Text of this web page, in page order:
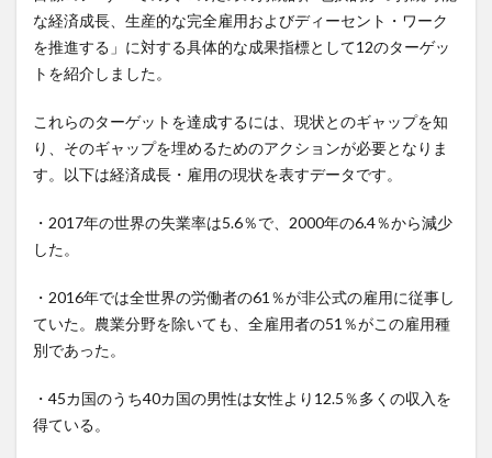
な経済成長、生産的な完全雇用およびディーセント・ワーク
を推進する」に対する具体的な成果指標として12のターゲッ
トを紹介しました。
これらのターゲットを達成するには、現状とのギャップを知
り、そのギャップを埋めるためのアクションが必要となりま
す。以下は経済成長・雇用の現状を表すデータです。
・2017年の世界の失業率は5.6％で、2000年の6.4％から減少
した。
・2016年では全世界の労働者の61％が非公式の雇用に従事し
ていた。農業分野を除いても、全雇用者の51％がこの雇用種
別であった。
・45カ国のうち40カ国の男性は女性より12.5％多くの収入を
得ている。